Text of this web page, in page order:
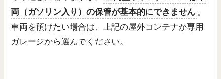
両（ガソリン入り）の保管が基本的にできません 。
車両を預けたい場合は、上記の屋外コンテナか専用
ガレージから選んでください。